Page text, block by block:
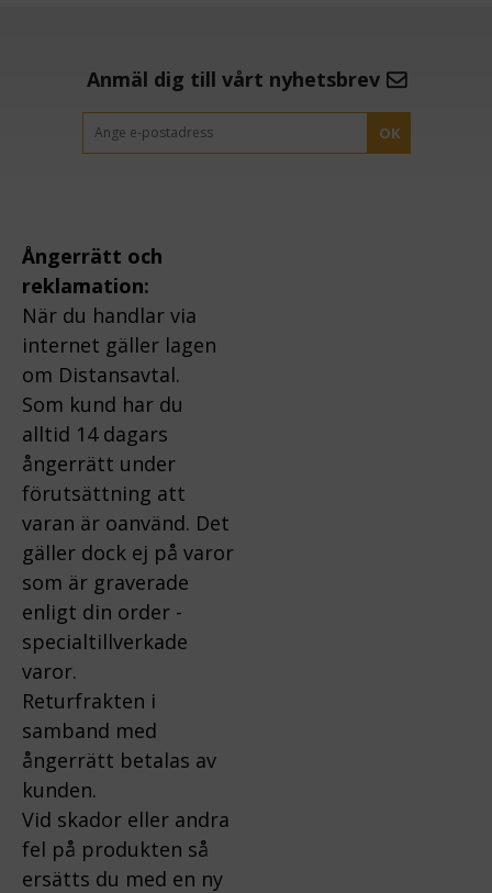
Anmäl dig till vårt nyhetsbrev
OK
Ångerrätt och
reklamation:
När du handlar via
internet gäller lagen
om Distansavtal.
Som kund har du
alltid 14 dagars
ångerrätt under
förutsättning att
varan är oanvänd. Det
gäller dock ej på varor
som är graverade
enligt din order -
specialtillverkade
varor.
Returfrakten i
samband med
ångerrätt betalas av
kunden.
Vid skador eller andra
fel på produkten så
ersätts du med en ny